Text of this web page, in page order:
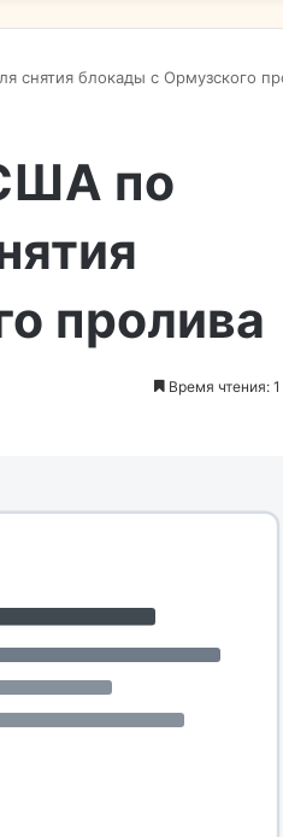
снятия блокады с Ормузского
по
пролива
Время чтения: